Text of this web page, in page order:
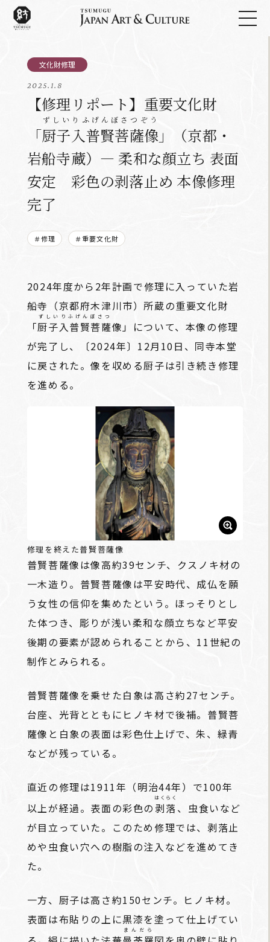
2025.1.8
【修理リポート】重要文化財
「厨子入普賢菩薩像
ずしいりふげんぼさつぞう
」（京都・
岩船寺蔵）― 柔和な顔立ち 表面
安定 彩色の剥落止め 本像修理
完了
＃修理 ＃重要文化財
2024年度から2年計画で修理に入っていた岩
船寺（京都府木津川市）所蔵の重要文化財
「厨子入普賢菩薩
ずしいりふげんぼさつ
像」について、本像の修理
が完了し、〔2024年〕12月10日、同寺本堂
に戻された。像を収める厨子は引き続き修理
を進める。
修理を終えた普賢菩薩像
普賢菩薩像は像高約39センチ、クスノキ材の
一木造り。普賢菩薩像は平安時代、成仏を願
う女性の信仰を集めたという。ほっそりとし
た体つき、彫りが浅い柔和な顔立ちなど平安
後期の要素が認められることから、11世紀の
制作とみられる。
普賢菩薩像を乗せた白象は高さ約27センチ。
台座、光背とともにヒノキ材で後補。普賢菩
薩像と白象の表面は彩色仕上げで、朱、緑青
などが残っている。
直近の修理は1911年（明治44年）で100年
以上が経過。表面の彩色の剥落
はくらく
、虫食いなど
が目立っていた。このため修理では、剥落止
めや虫食い穴への樹脂の注入などを進めてき
た。
一方、厨子は高さ約150センチ。ヒノキ材。
表面は布貼りの上に黒漆を塗って仕上げてい
まんだら